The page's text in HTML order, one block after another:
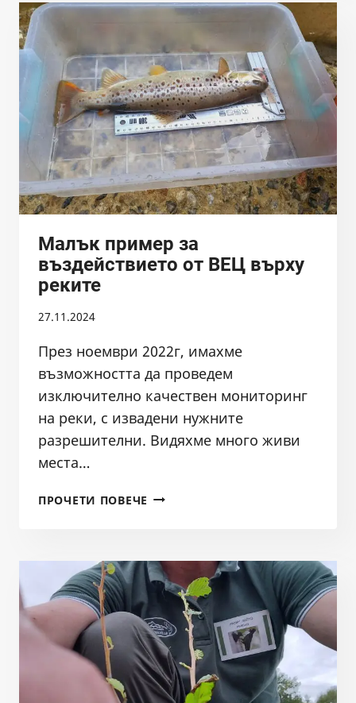
Е
ЗА
БЪЛГАРИЯ
ТЕХНИКАТА
ЗА
ЗАРИБЯВАНЕ
–
ЧРЕЗ
ЗАЛАГАНЕ
НА
ОПЛОДЕН
Малък пример за
въздействието от ВЕЦ върху
реките
27.11.2024
През ноември 2022г, имахме
възможността да проведем
изключително качествен мониторинг
на реки, с извадени нужните
разрешителни. Видяхме много живи
места…
ПРОЧЕТИ ПОВЕЧЕ МАЛЪК
ОТ
ВЕЦ
ВЪРХУ
РЕКИТЕ